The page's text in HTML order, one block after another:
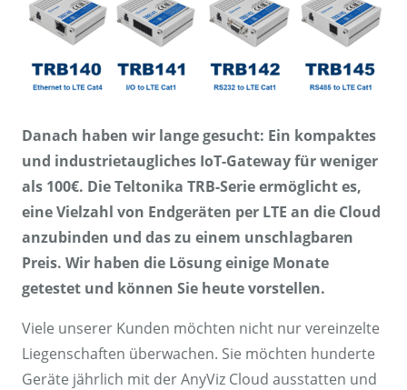
Danach haben wir lange gesucht: Ein kompaktes
und industrietaugliches IoT-Gateway für weniger
als 100€. Die Teltonika TRB-Serie ermöglicht es,
eine Vielzahl von Endgeräten per LTE an die Cloud
anzubinden und das zu einem unschlagbaren
Preis. Wir haben die Lösung einige Monate
getestet und können Sie heute vorstellen.
Viele unserer Kunden möchten nicht nur vereinzelte
Liegenschaften überwachen. Sie möchten hunderte
Geräte jährlich mit der AnyViz Cloud ausstatten und